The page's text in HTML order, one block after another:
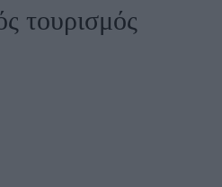
τουρισμός